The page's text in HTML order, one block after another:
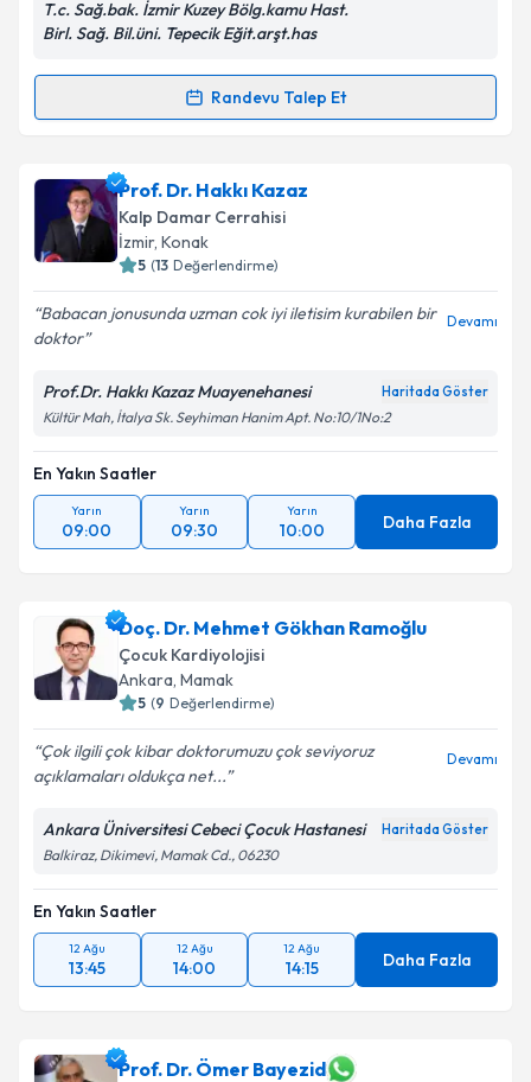
Kişisel verilerimin işlenmesine ilişkin
Metni'ni okudum ve kişisel verilerimin belirtilen
T.c. Sağ.bak. İzmir Kuzey Bölg.kamu Hast.
Birl. Sağ. Bil.üni. Tepecik Eğit.arşt.has
Randevu Talep Et
Randevu Takvimi Talebi
Uzm. Dr. Ufuk Gülmeziçin randevu takvimi talebi
oluşturun. Size bu uzmandan randevu almanız için bir
takvim hazırlandığında e-posta ile bilgilendireceğiz.
Kişisel verilerimin işlenmesine ilişkin
Aydınlatma
Metni'ni okudum ve kişisel verilerimin belirtilen
kapsamda işlenmesini kabul ediyorum.
Takvim Talebini Gönder
Prof. Dr. Hakkı Kazaz
Kalp Damar Cerrahisi
İzmir, Konak
5 (13 Değerlendirme)
Babacan jonusunda uzman cok iyi iletisim kurabilen bir
doktor
Devamı
Prof.Dr. Hakkı Kazaz Muayenehanesi Haritada Göster
Kültür Mah, İtalya Sk. Seyhiman Hanim Apt. No:10/1No:2
En Yakın Saatler
Yarın
09:00
Yarın
09:30
Yarın
10:00 Daha Fazla
Doç. Dr. Mehmet Gökhan Ramoğlu
Çocuk Kardiyolojisi
Ankara, Mamak
5 (9 Değerlendirme)
Çok ilgili çok kibar doktorumuzu çok seviyoruz
açıklamaları oldukça net...
Devamı
Ankara Üniversitesi Cebeci Çocuk Hastanesi Haritada Göster
Balkiraz, Dikimevi, Mamak Cd., 06230
En Yakın Saatler
12 Ağu
13:45
12 Ağu
14:00
12 Ağu
14:15 Daha Fazla
Prof. Dr. Ömer Bayezid